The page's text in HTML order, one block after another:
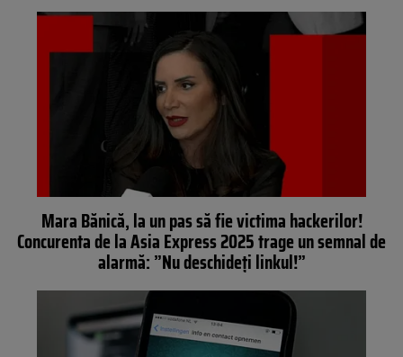
Mara Bănică, la un pas să fie victima hackerilor!
Concurenta de la Asia Express 2025 trage un semnal de
alarmă: ”Nu deschideți linkul!”